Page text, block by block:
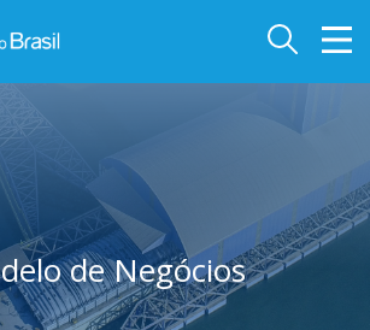
de Negócios